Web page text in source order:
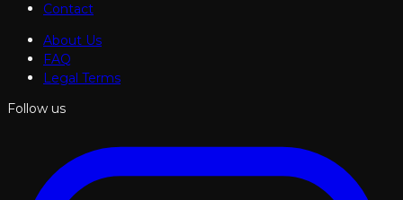
Contact
About Us
FAQ
Legal Terms
Follow us